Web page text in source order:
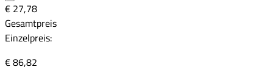
€ 27,78
Gesamtpreis
Einzelpreis:
€ 86,82